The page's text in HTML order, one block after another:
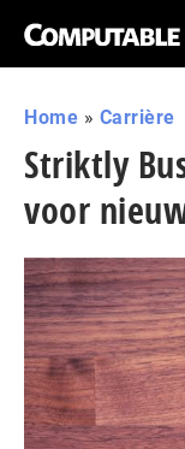
Home » Carrière
Striktly
voor